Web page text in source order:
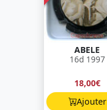
ABELE
16d 1997
18,00€
Ajouter